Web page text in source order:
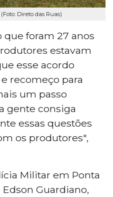
Direto das Ruas)
foram 27 anos
estavam
esse acordo
recomeço para
um passo
gente consiga
essas questões
os produtores",
Militar em Ponta
Guardiano,